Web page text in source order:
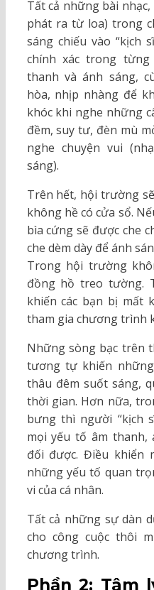
Tất cả những bài
phát ra từ loa) trong
sáng chiếu vào “kịch
chính xác trong
thanh và ánh sáng,
hòa, nhịp nhàng để
khóc khi nghe những
đềm, suy tư, đèn mù
nghe chuyện vui
sáng).
Trên hết, hội trường
không hề có cửa sổ.
bìa cứng sẽ được che
che dèm dày để ánh
Trong hội trường
đồng hồ treo tường.
khiến các bạn bị mất
tham gia chương trình
Những sòng bạc trên
tương tự khiến
thâu đêm suốt sáng,
thời gian. Hơn nữa,
bưng thì người “kịch
mọi yếu tố âm thanh,
đối được. Điều khiển
những yếu tố quan
vi của cá nhân.
Tất cả những sự dàn
cho công cuộc thôi
chương trình.
Phần 2: Tâm